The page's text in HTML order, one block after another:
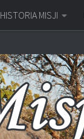
HISTORIA MISJI